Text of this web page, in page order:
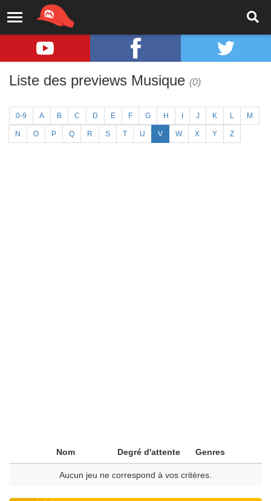
Liste des previews Musique (0)
0-9 A B C D E F G H J K L M
N O P Q R S T U V W X Y Z
Nom Degré d'attente Genres
Aucun jeu ne correspond à vos critères.